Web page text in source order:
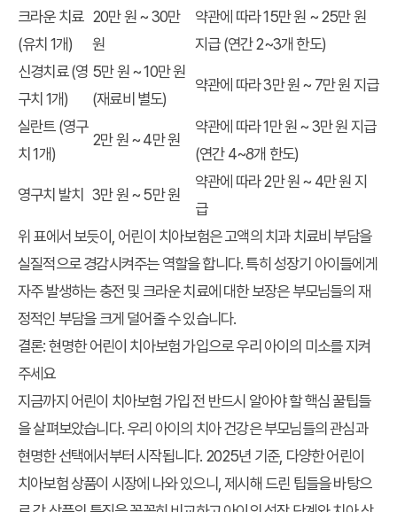
크라운 치료
(유치 1개)
20만 원 ~ 30만
원
약관에 따라 15만 원 ~ 25만 원
지급 (연간 2~3개 한도)
신경치료 (영
구치 1개)
5만 원 ~ 10만 원
(재료비 별도)
약관에 따라 3만 원 ~ 7만 원 지급
실란트 (영구
치 1개)
2만 원 ~ 4만 원
약관에 따라 1만 원 ~ 3만 원 지급
(연간 4~8개 한도)
영구치 발치 3만 원 ~ 5만 원
약관에 따라 2만 원 ~ 4만 원 지
급
위 표에서 보듯이, 어린이 치아보험은 고액의 치과 치료비 부담을
실질적으로 경감시켜주는 역할을 합니다. 특히 성장기 아이들에게
자주 발생하는 충전 및 크라운 치료에 대한 보장은 부모님들의 재
정적인 부담을 크게 덜어줄 수 있습니다.
결론: 현명한 어린이 치아보험 가입으로 우리 아이의 미소를 지켜
주세요
지금까지 어린이 치아보험 가입 전 반드시 알아야 할 핵심 꿀팁들
을 살펴보았습니다. 우리 아이의 치아 건강은 부모님들의 관심과
현명한 선택에서부터 시작됩니다. 2025년 기준, 다양한 어린이
치아보험 상품이 시장에 나와 있으니, 제시해 드린 팁들을 바탕으